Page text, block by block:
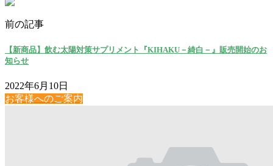
前の記事
【新商品】飲む太陽対策サプリメント『KIHAKU－綺白－』販売開始のお
知らせ
2022年6月10日
お客様へのご案内